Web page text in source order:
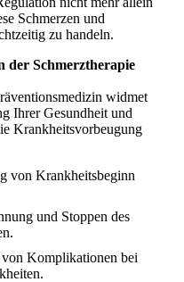
Schmerzen und
zu handeln.
der Schmerztherapie
widmet
Ihrer Gesundheit und
Krankheitsvorbeugung
von Krankheitsbeginn
und Stoppen des
Komplikationen bei